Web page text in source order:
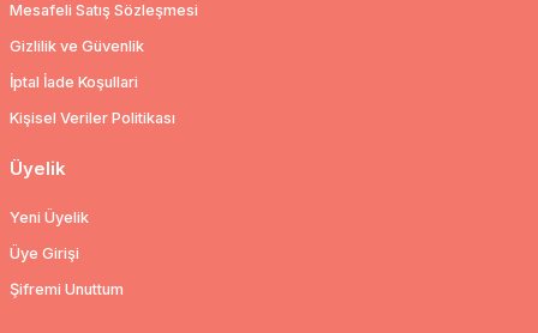
Mesafeli Satış Sözleşmesi
Gizlilik ve Güvenlik
İptal İade Koşullari
Kişisel Veriler Politikası
Üyelik
Yeni Üyelik
Üye Girişi
Şifremi Unuttum